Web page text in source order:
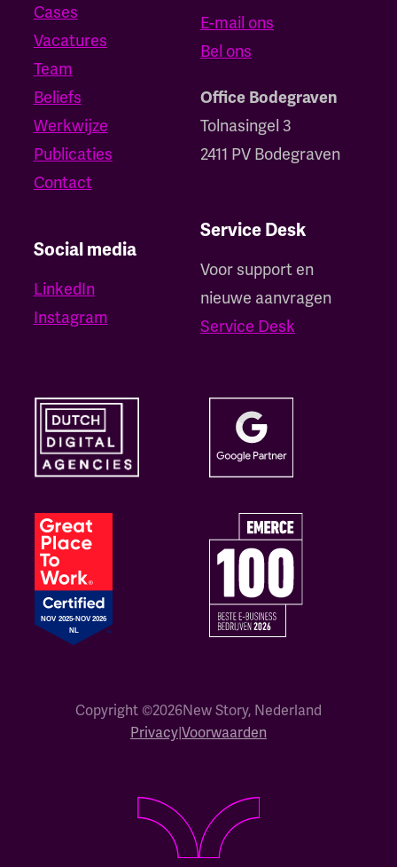
Cases
Vacatures
Team
Beliefs
Werkwijze
Publicaties
Contact
Social media
LinkedIn
Instagram
Service Desk
Voor support en
nieuwe aanvragen
Service Desk
E-mail ons
Bel ons
Office Bodegraven
Tolnasingel 3
2411 PV Bodegraven
Copyright ©2026New Story, Nederland
Privacy|Voorwaarden